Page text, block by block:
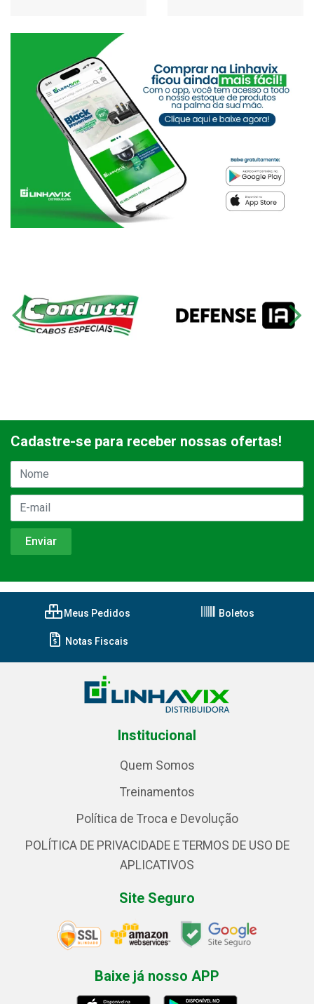
Cadastre-se para receber nossas ofertas!
Meus Pedidos Boletos
Notas Fiscais
Institucional
Quem Somos
Treinamentos
Política de Troca e Devolução
POLÍTICA DE PRIVACIDADE E TERMOS DE USO DE
APLICATIVOS
Site Seguro
Baixe já nosso APP